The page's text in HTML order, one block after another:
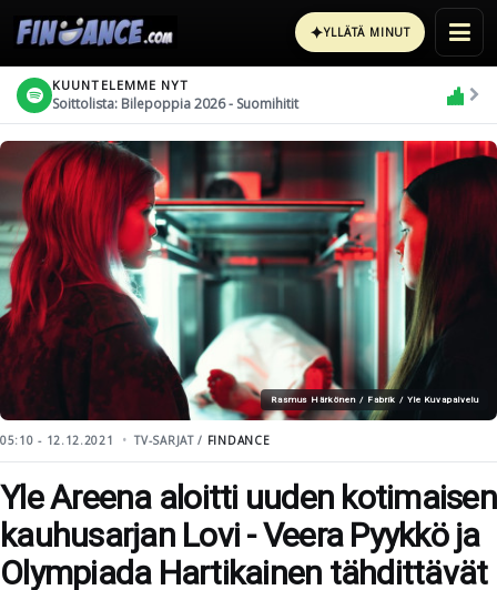
✦YLLÄTÄ MINUT
KUUNTELEMME NYT
Soittolista: Bilepoppia 2026 - Suomihitit
Rasmus Härkönen / Fabrik / Yle Kuvapalvelu
05:10 - 12.12.2021 TV-SARJAT / FINDANCE
Yle Areena aloitti uuden kotimaisen
kauhusarjan Lovi - Veera Pyykkö ja
Olympiada Hartikainen tähdittävät